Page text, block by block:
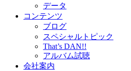
データ
コンテンツ
ブログ
スペシャルトピック
That’s DAN!!
アルバム試聴
会社案内